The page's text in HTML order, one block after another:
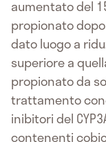
aumentato del
propionato
dato luogo a
superiore a
propionato da
trattamento
inibitori del
contenenti